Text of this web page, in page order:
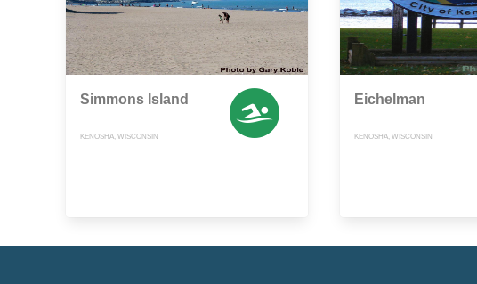
Simmons Island
KENOSHA, WISCONSIN
Eichelman
KENOSHA, WISCONSIN